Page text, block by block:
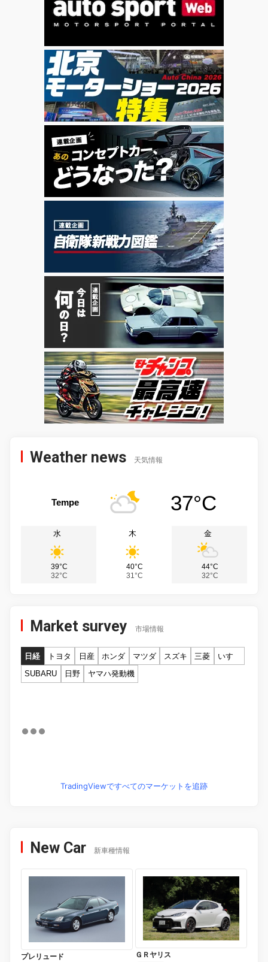
Weather news 天気情報
Tempe 37°C
水
39°C
32°C
木
40°C
31°C
金
44°C
32°C
Market survey 市場情報
日経 トヨタ 日産 ホンダ マツダ スズキ 三菱
いすゞ
SUBARU
日野 ヤマハ発動機
TradingViewですべてのマーケットを追跡
New Car 新車種情報
プレリュード ＧＲヤリス